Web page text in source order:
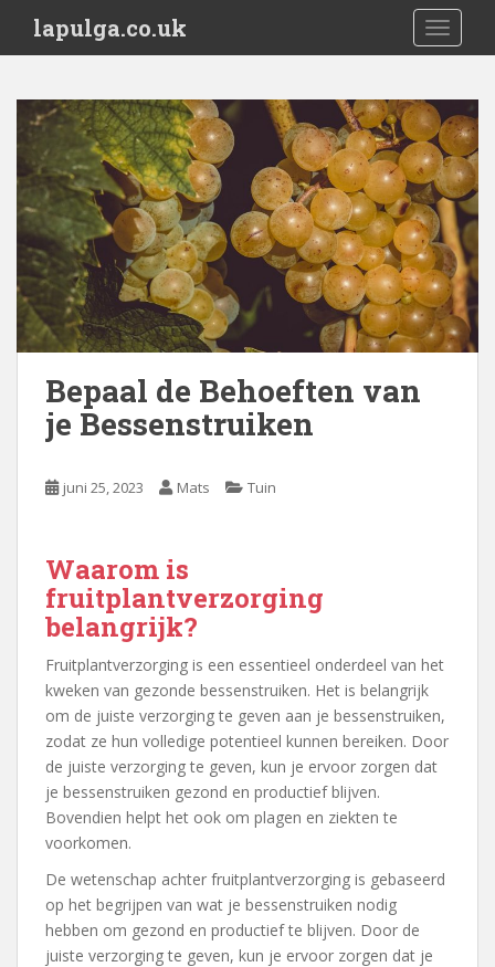
i
lapulga.co.uk
Bepaal de Behoeften van
je Bessenstruiken
juni 25, 2023 Mats Tuin
Waarom is
fruitplantverzorging
belangrijk?
Fruitplantverzorging is een essentieel onderdeel van het
kweken van gezonde bessenstruiken. Het is belangrijk
om de juiste verzorging te geven aan je bessenstruiken,
zodat ze hun volledige potentieel kunnen bereiken. Door
de juiste verzorging te geven, kun je ervoor zorgen dat
je bessenstruiken gezond en productief blijven.
Bovendien helpt het ook om plagen en ziekten te
voorkomen.
De wetenschap achter fruitplantverzorging is gebaseerd
op het begrijpen van wat je bessenstruiken nodig
hebben om gezond en productief te blijven. Door de
juiste verzorging te geven, kun je ervoor zorgen dat je